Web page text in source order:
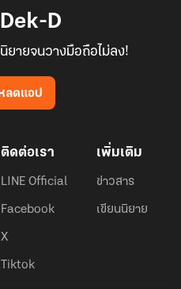
D
ายจนวางมือถือไม่ลง!
ลดแอป
ติดต่อเรา
LINE Official
Facebook
X
Tiktok
เพิ่มเติม
ข่าวสาร
เขียนนิยาย